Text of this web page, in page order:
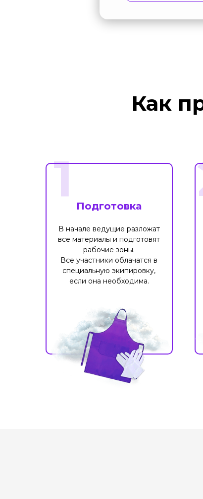
Подготовка
Как
В начале ведущие разложат
все материалы и подготовят
рабочие зоны.
Все участники облачатся в
специальную экипировку,
если она необходима.
1